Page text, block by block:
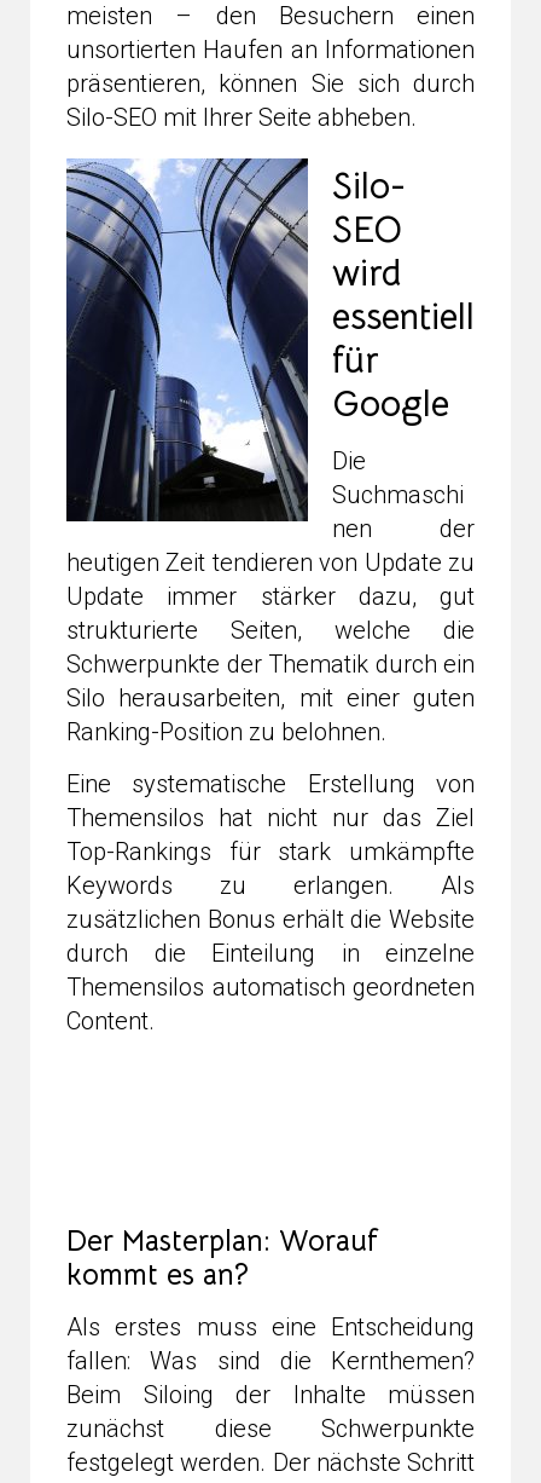
meisten – den Besuchern einen
unsortierten Haufen an Informationen
präsentieren, können Sie sich durch
Silo-SEO mit Ihrer Seite abheben.
Silo-
SEO
wird
essentiell
für
Google
Die
Suchmaschi
nen der
heutigen Zeit tendieren von Update zu
Update immer stärker dazu, gut
strukturierte Seiten, welche die
Schwerpunkte der Thematik durch ein
Silo herausarbeiten, mit einer guten
Ranking-Position zu belohnen.
Eine systematische Erstellung von
Themensilos hat nicht nur das Ziel
Top-Rankings für stark umkämpfte
Keywords zu erlangen. Als
zusätzlichen Bonus erhält die Website
durch die Einteilung in einzelne
Themensilos automatisch geordneten
Content.
Der Masterplan: Worauf
kommt es an?
Als erstes muss eine Entscheidung
fallen: Was sind die Kernthemen?
Beim Siloing der Inhalte müssen
zunächst diese Schwerpunkte
festgelegt werden. Der nächste Schritt